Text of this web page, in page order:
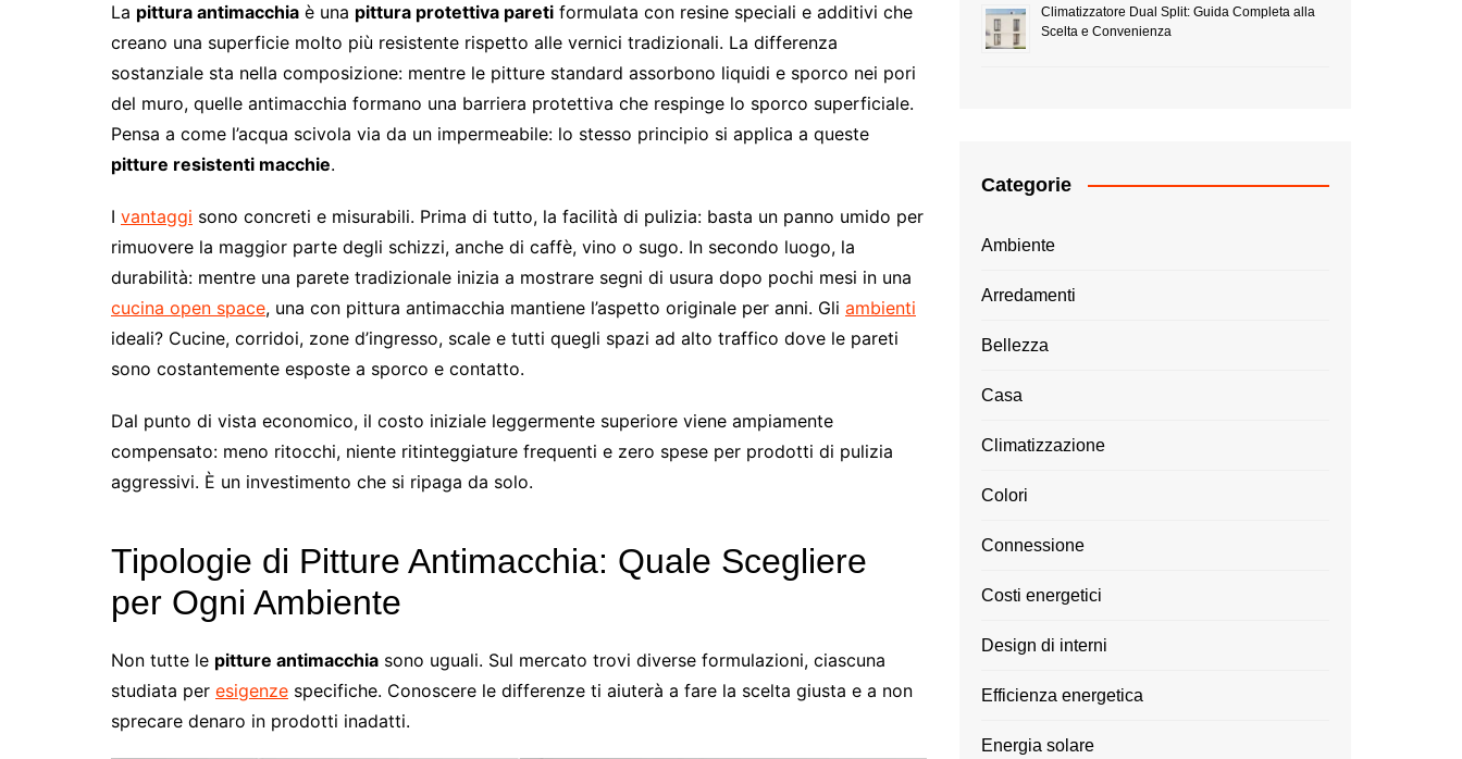
La pittura antimacchia è una pittura protettiva pareti formulata con resine speciali e additivi che
creano una superficie molto più resistente rispetto alle vernici tradizionali. La differenza
sostanziale sta nella composizione: mentre le pitture standard assorbono liquidi e sporco nei pori
del muro, quelle antimacchia formano una barriera protettiva che respinge lo sporco superficiale.
Pensa a come l’acqua scivola via da un impermeabile: lo stesso principio si applica a queste
pitture resistenti macchie.
I vantaggi sono concreti e misurabili. Prima di tutto, la facilità di pulizia: basta un panno umido per
rimuovere la maggior parte degli schizzi, anche di caffè, vino o sugo. In secondo luogo, la
durabilità: mentre una parete tradizionale inizia a mostrare segni di usura dopo pochi mesi in una
cucina open space, una con pittura antimacchia mantiene l’aspetto originale per anni. Gli ambienti
ideali? Cucine, corridoi, zone d’ingresso, scale e tutti quegli spazi ad alto traffico dove le pareti
sono costantemente esposte a sporco e contatto.
Dal punto di vista economico, il costo iniziale leggermente superiore viene ampiamente
compensato: meno ritocchi, niente ritinteggiature frequenti e zero spese per prodotti di pulizia
aggressivi. È un investimento che si ripaga da solo.
Tipologie di Pitture Antimacchia: Quale Scegliere
per Ogni Ambiente
Non tutte le pitture antimacchia sono uguali. Sul mercato trovi diverse formulazioni, ciascuna
studiata per esigenze specifiche. Conoscere le differenze ti aiuterà a fare la scelta giusta e a non
sprecare denaro in prodotti inadatti.
Climatizzatore Dual Split: Guida Completa alla
Scelta e Convenienza
Categorie
Ambiente
Arredamenti
Bellezza
Casa
Climatizzazione
Colori
Connessione
Costi energetici
Design di interni
Efficienza energetica
Energia solare